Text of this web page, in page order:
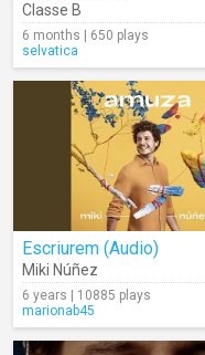
Classe B
6 months | 650 plays
selvatica
Escriurem (Audio)
Miki Núñez
6 years | 10885 plays
marionab45